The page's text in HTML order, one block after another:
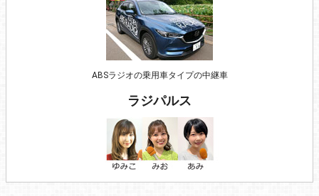
ABSラジオの乗用車タイプの中継車
ラジパルス